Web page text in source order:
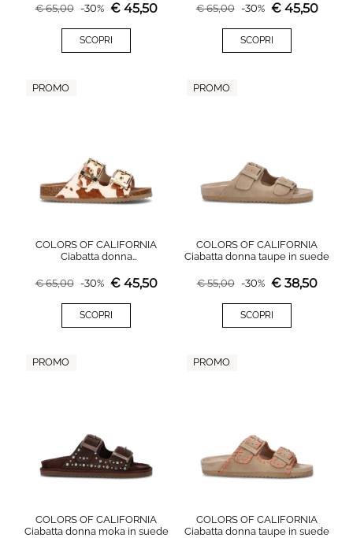
€65,00 -30% € 45,50
SCOPRI
€65,00 -30% € 45,50
SCOPRI
PROMO
COLORS OF CALIFORNIA
Ciabatta donna
€65,00 -30% € 45,50
SCOPRI
PROMO
COLORS OF CALIFORNIA
Ciabatta donna taupe in suede
€55,00 -30% € 38,50
SCOPRI
PROMO
COLORS OF CALIFORNIA
Ciabatta donna moka in suede
PROMO
COLORS OF CALIFORNIA
Ciabatta donna taupe in suede